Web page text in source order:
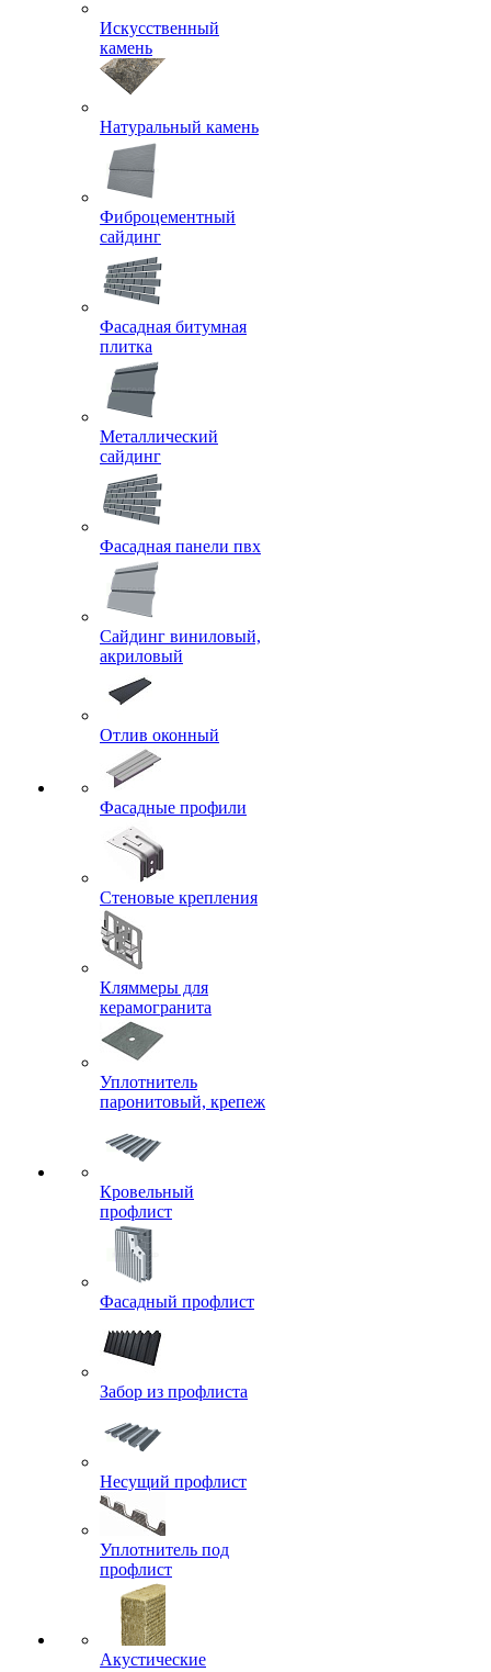
Искусственный
камень
Натуральный камень
Фиброцементный
сайдинг
Фасадная битумная
плитка
Металлический
сайдинг
Фасадная панели пвх
Сайдинг виниловый,
акриловый
Отлив оконный
Фасадные профили
Стеновые крепления
Кляммеры для
керамогранита
Уплотнитель
паронитовый, крепеж
Кровельный
профлист
Фасадный профлист
Забор из профлиста
Несущий профлист
Уплотнитель под
профлист
Акустические